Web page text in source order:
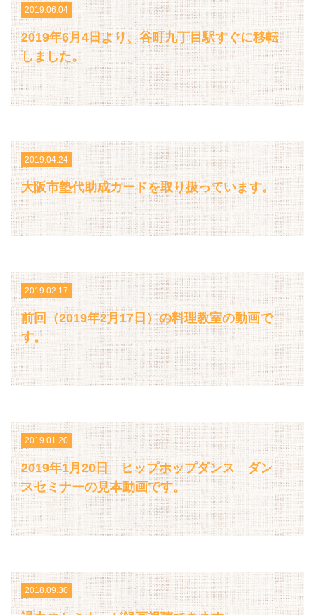
2019.06.04
2019年6月4日より、谷町九丁目駅すぐに移転
しました。
2019.04.24
大阪市塾代助成カードを取り扱っています。
2019.02.17
前回（2019年2月17日）の料理教室の動画で
す。
2019.01.20
2019年1月20日 ヒップホップダンス ダン
スセミナーの見本動画です。
2018.09.30